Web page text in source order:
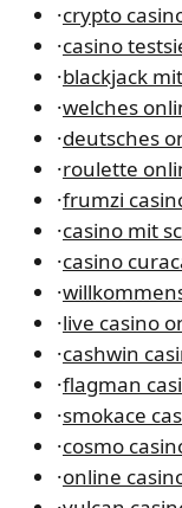
·crypto
·casino
·blackjack
·welches
·deutsches
·roulette
·frumzi
·casino mit
·casino
·
·live casino
·cashwin
·flagman
·smokace
·cosmo
·online